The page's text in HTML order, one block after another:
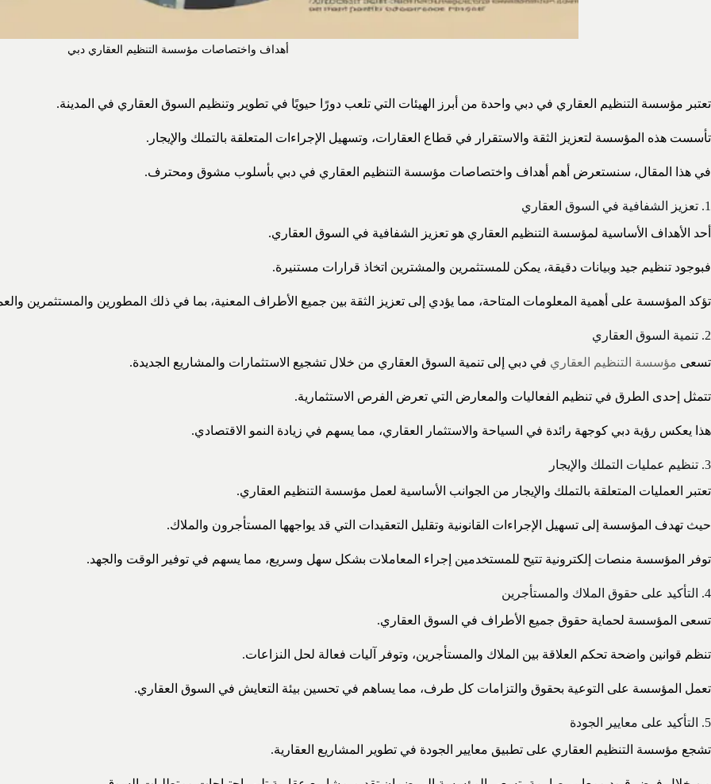
أهداف واختصاصات مؤسسة التنظيم العقاري دبي
تعتبر مؤسسة التنظيم العقاري في دبي واحدة من أبرز الهيئات التي تلعب دورًا حيويًا في تطوير وتنظيم السوق العقاري في المدينة.
تأسست هذه المؤسسة لتعزيز الثقة والاستقرار في قطاع العقارات، وتسهيل الإجراءات المتعلقة بالتملك والإيجار.
في هذا المقال، سنستعرض أهم أهداف واختصاصات مؤسسة التنظيم العقاري في دبي بأسلوب مشوق ومحترف.
1. تعزيز الشفافية في السوق العقاري
أحد الأهداف الأساسية لمؤسسة التنظيم العقاري هو تعزيز الشفافية في السوق العقاري.
فبوجود تنظيم جيد وبيانات دقيقة، يمكن للمستثمرين والمشترين اتخاذ قرارات مستنيرة.
تؤكد المؤسسة على أهمية المعلومات المتاحة، مما يؤدي إلى تعزيز الثقة بين جميع الأطراف المعنية، بما في ذلك المطورين والمستثمرين
2. تنمية السوق العقاري
تسعى مؤسسة التنظيم العقاري في دبي إلى تنمية السوق العقاري من خلال تشجيع الاستثمارات والمشاريع الجديدة.
تتمثل إحدى الطرق في تنظيم الفعاليات والمعارض التي تعرض الفرص الاستثمارية.
هذا يعكس رؤية دبي كوجهة رائدة في السياحة والاستثمار العقاري، مما يسهم في زيادة النمو الاقتصادي.
3. تنظيم عمليات التملك والإيجار
تعتبر العمليات المتعلقة بالتملك والإيجار من الجوانب الأساسية لعمل مؤسسة التنظيم العقاري.
حيث تهدف المؤسسة إلى تسهيل الإجراءات القانونية وتقليل التعقيدات التي قد يواجهها المستأجرون والملاك.
توفر المؤسسة منصات إلكترونية تتيح للمستخدمين إجراء المعاملات بشكل سهل وسريع، مما يسهم في توفير الوقت والجهد.
4. التأكيد على حقوق الملاك والمستأجرين
تسعى المؤسسة لحماية حقوق جميع الأطراف في السوق العقاري.
تنظم قوانين واضحة تحكم العلاقة بين الملاك والمستأجرين، وتوفر آليات فعالة لحل النزاعات.
تعمل المؤسسة على التوعية بحقوق والتزامات كل طرف، مما يساهم في تحسين بيئة التعايش في السوق العقاري.
5. التأكيد على معايير الجودة
تشجع مؤسسة التنظيم العقاري على تطبيق معايير الجودة في تطوير المشاريع العقارية.